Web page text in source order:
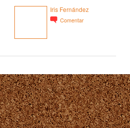
Iris Fernández
Comentar